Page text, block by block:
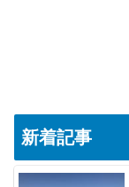
新着記事